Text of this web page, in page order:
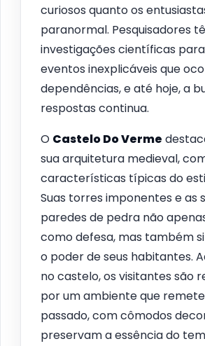
curiosos quanto os
paranormal. Pesquisadores
investigações científicas
eventos inexplicáveis que
dependências, e até hoje, a
respostas continua.
O Castelo Do Verme
sua arquitetura medieval,
características típicas do
Suas torres imponentes e as
paredes de pedra não
como defesa, mas também
o poder de seus habitantes.
no castelo, os visitantes são
por um ambiente que
passado, com cômodos
preservam a essência do